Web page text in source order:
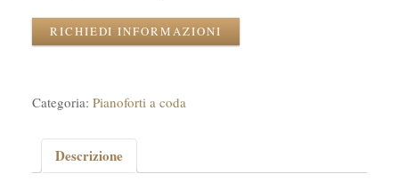
RICHIEDI INFORMAZIONI
Categoria: Pianoforti a coda
Descrizione